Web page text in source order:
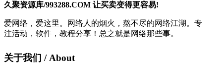
久聚资源库/993288.COM 让买卖变得更容易!
爱网络，爱这里。网络人的烟火，熬不尽的网络江湖。专
注活动，软件，教程分享！总之就是网络那些事。
关于我们 / About